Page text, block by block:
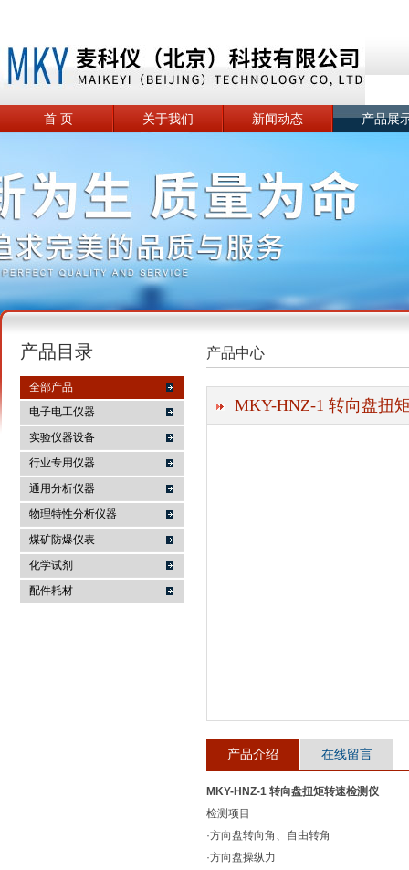
麦科仪（北京）科技有限公司
首 页 关于我们 新闻动态 产品展
产品目录
全部产品
电子电工仪器
实验仪器设备
行业专用仪器
通用分析仪器
物理特性分析仪器
煤矿防爆仪表
化学试剂
配件耗材
产品中心
MKY-HNZ-1 转向盘扭
产品介绍 在线留言
MKY-HNZ-1 转向盘扭矩转速检测仪
检测项目
·方向盘转向角、自由转角
·方向盘操纵力